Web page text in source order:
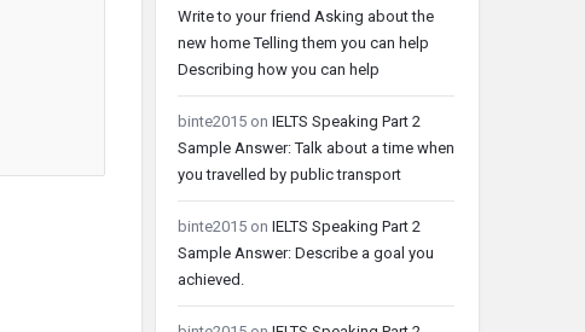
Write to your friend Asking about the
new home Telling them you can help
Describing how you can help
binte2015 on IELTS Speaking Part 2
Sample Answer: Talk about a time when
you travelled by public transport
binte2015 on IELTS Speaking Part 2
Sample Answer: Describe a goal you
achieved.